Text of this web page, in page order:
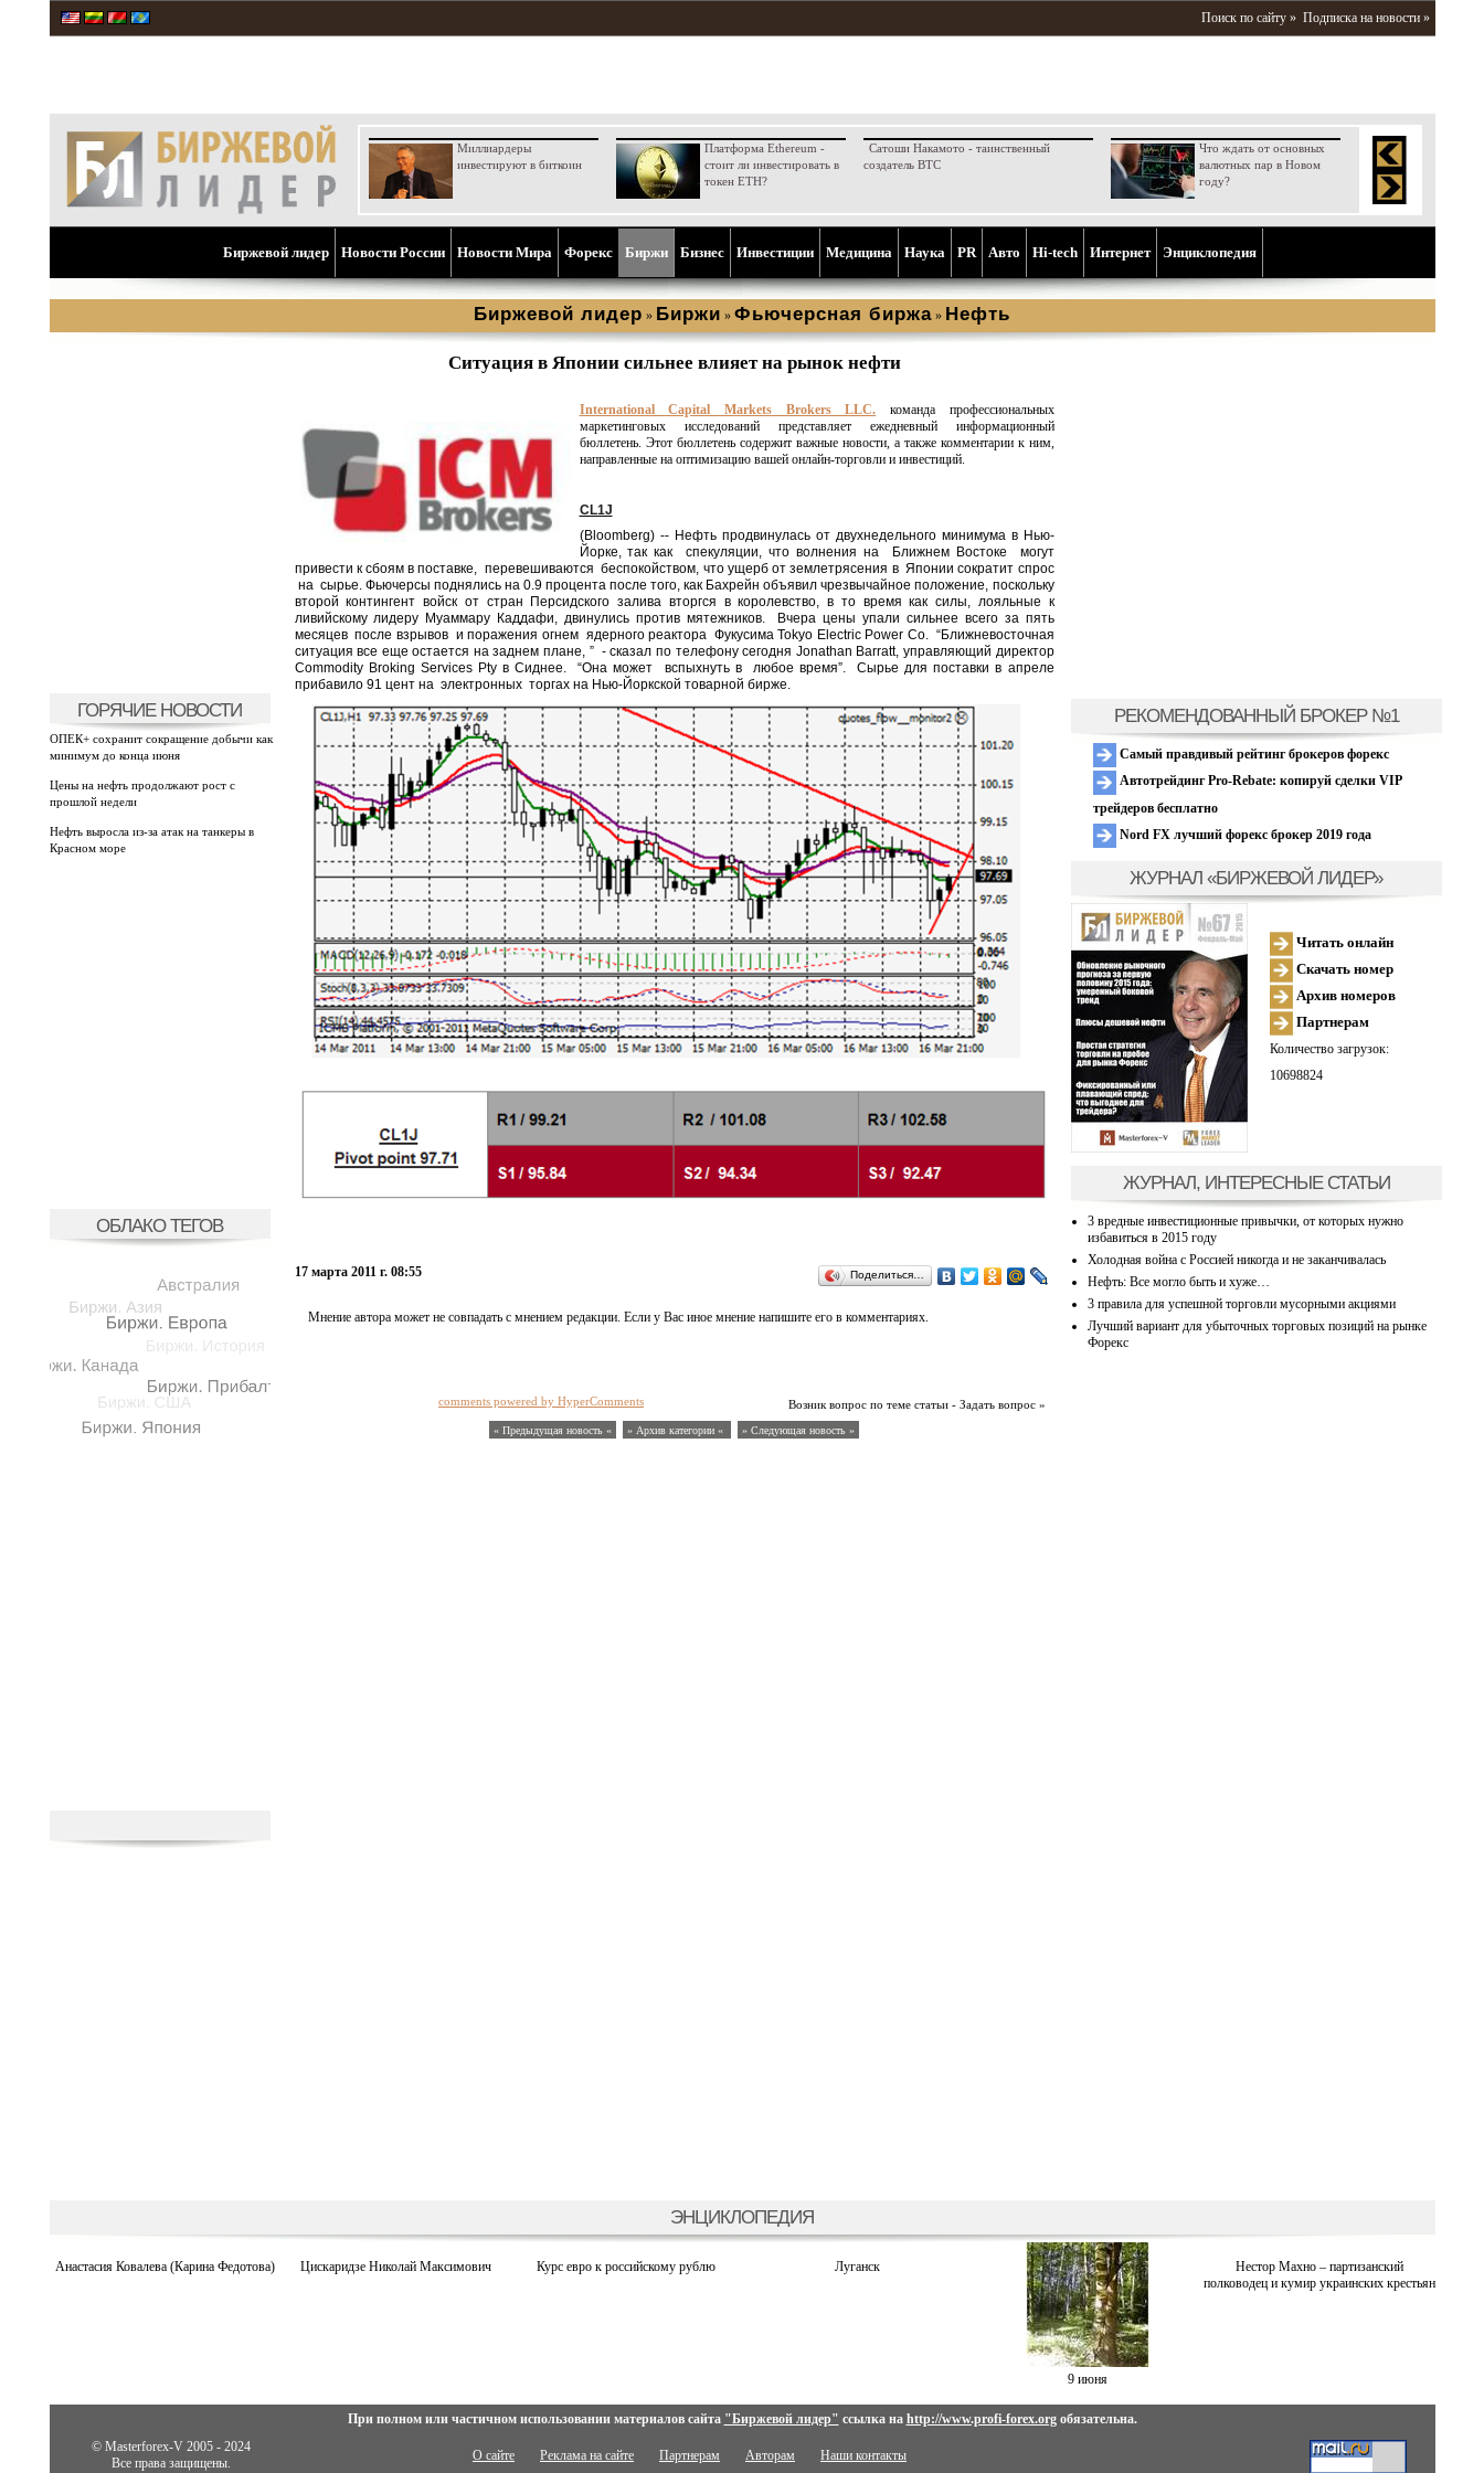
Поиск по сайту » Подписка на новости »
Миллиардеры
инвестируют в биткоин
Платформа Ethereum -
стоит ли инвестировать в
токен ETH?
Сатоши Накамото - таинственный
создатель BTC
Что ждать от основных
валютных пар в Новом
году?
Биржевой лидер Новости России Новости Мира Форекс Биржи Бизнес Инвестиции Медицина Наука PR Aвто Hi-tech Интернет Энциклопедия
Биржевой лидер » Биржи » Фьючерсная биржа » Нефть
ГОРЯЧИЕ НОВОСТИ
ОПЕК+ сохранит сокращение добычи как
минимум до конца июня
Цены на нефть продолжают рост с
прошлой недели
Нефть выросла из-за атак на танкеры в
Красном море
ОБЛАКО ТЕГОВ
Ситуация в Японии сильнее влияет на рынок нефти
International Capital Markets Brokers LLC. команда профессиональных
маркетинговых исследований представляет ежедневный информационный
бюллетень. Этот бюллетень содержит важные новости, а также комментарии к ним,
направленные на оптимизацию вашей онлайн-торговли и инвестиций.
CL1J
(Bloomberg) -- Нефть продвинулась от двухнедельного минимума в Нью-
Йорке, так как
спекуляции, что волнения на Ближнем Востоке
могут
привести к сбоям в поставке, перевешиваются беспокойством, что ущерб от землетрясения в Японии сократит спрос
на сырье. Фьючерсы поднялись на 0.9 процента после того, как Бахрейн объявил чрезвычайное положение, поскольку
второй контингент войск от стран Персидского залива вторгся в королевство, в то время как силы, лояльные к
ливийскому лидеру Муаммару Каддафи, двинулись против мятежников.
Вчера цены упали сильнее всего за пять
месяцев после взрывов и поражения огнем ядерного реактора Фукусима Tokyo Electric Power Co. “Ближневосточная
ситуация все еще остается на заднем плане, ” - сказал по телефону сегодня Jonathan Barratt, управляющий директор
Commodity Broking Services Pty в Сиднее. “Она может вспыхнуть в любое время”.
Сырье для поставки в апреле
прибавило 91 цент на электронных торгах на Нью-Йоркской товарной бирже.
17 марта 2011 г. 08:55 Поделиться…
Мнение автора может не совпадать с мнением редакции. Если у Вас иное мнение напишите его в комментариях.
Возник вопрос по теме статьи - Задать вопрос »
comments powered by HyperComments
« Предыдущая новость « » Архив категории « » Следующая новость »
РЕКОМЕНДОВАННЫЙ БРОКЕР №1
Самый правдивый рейтинг брокеров форекс
Автотрейдинг Pro-Rebate: копируй сделки VIP
трейдеров бесплатно
Nord FX лучший форекс брокер 2019 года
ЖУРНАЛ «БИРЖЕВОЙ ЛИДЕР»
Читать онлайн
Скачать номер
Архив номеров
Партнерам
Количество загрузок:
10698824
ЖУРНАЛ, ИНТЕРЕСНЫЕ СТАТЬИ
3 вредные инвестиционные привычки, от которых нужно
избавиться в 2015 году
Холодная война с Россией никогда и не заканчивалась
Нефть: Все могло быть и хуже…
3 правила для успешной торговли мусорными акциями
Лучший вариант для убыточных торговых позиций на рынке
Форекс
ЭНЦИКЛОПЕДИЯ
Анастасия Ковалева (Карина Федотова) Цискаридзе Николай Максимович Курс евро к российскому рублю Луганск
9 июня
Нестор Махно – партизанский
полководец и кумир украинских крестьян
При полном или частичном использовании материалов сайта "Биржевой лидер" ссылка на http://www.profi-forex.orgобязательна.
© Masterforex-V 2005 - 2024
Все права защищены.
О сайте Реклама на сайте Партнерам Авторам Наши контакты